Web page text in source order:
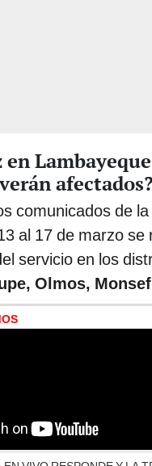
afectados?
comunicados de
al 17 de marzo se
servicio en los
Olmos,